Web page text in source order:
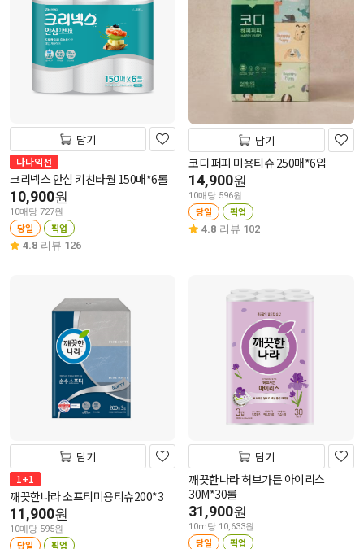
담기
다다익선
크리넥스 안심 키친타월 150매*6롤
10,900원
10매당 727원
당일 픽업
4.8 리뷰 126
담기
코디 퍼피 미용티슈 250매*6입
14,900원
10매당 596원
당일 픽업
4.8 리뷰 102
담기
1+1
깨끗한나라 소프티미용티슈200*3
11,900원
10매당 595원
당일 픽업
담기
깨끗한나라 허브가든 아이리스
30M*30롤
31,900원
10m당 10,633원
당일 픽업